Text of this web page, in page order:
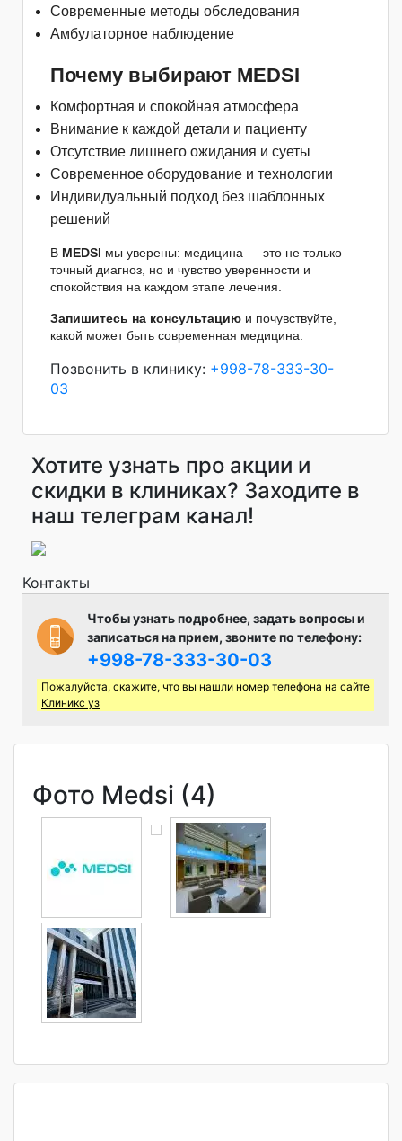
Современные методы обследования
Амбулаторное наблюдение
Почему выбирают MEDSI
Комфортная и спокойная атмосфера
Внимание к каждой детали и пациенту
Отсутствие лишнего ожидания и суеты
Современное оборудование и технологии
Индивидуальный подход без шаблонных
решений
В MEDSI мы уверены: медицина — это не только
точный диагноз, но и чувство уверенности и
спокойствия на каждом этапе лечения.
Запишитесь на консультацию и почувствуйте,
какой может быть современная медицина.
Позвонить в клинику: +998-78-333-30-
03
Хотите узнать про акции и
скидки в клиниках? Заходите в
наш телеграм канал!
Контакты
Чтобы узнать подробнее, задать вопросы и
записаться на прием, звоните по телефону:
+998-78-333-30-03
Пожалуйста, скажите, что вы нашли номер телефона на сайте
Клиникс уз
Фото Medsi (4)